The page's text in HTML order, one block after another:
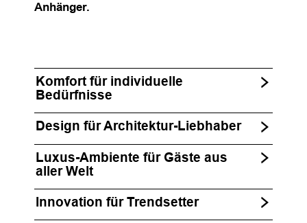
Anhänger.
Komfort für individuelle
Bedürfnisse
Design für Architektur-Liebhaber
Luxus-Ambiente für Gäste aus
aller Welt
Innovation für Trendsetter